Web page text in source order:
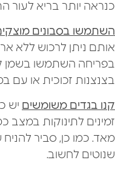
כנראה יותר בריא לעור
השתמשו בסבונים
אותם ניתן לרכוש ללא
בפריחה השתמשו בשמן
בצנצנות זכוכית או עם
קנו בגדים משומשים יש
זמינים לתינוקות במצב
מאד. כמו כן, סביר להניח
שנוטים לחשוב.